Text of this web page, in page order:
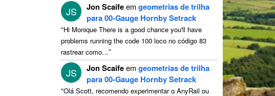
JS Jon Scaifeemgeometrias de trilha
para 00-Gauge Hornby Setrack
“Hi Monique There is a good chance you'll have
problems running the code 100 loco no código 83
rastrear como…”
JS Jon Scaifeemgeometrias de trilha
para 00-Gauge Hornby Setrack
“Olá Scott, recomendo experimentar o AnyRail ou